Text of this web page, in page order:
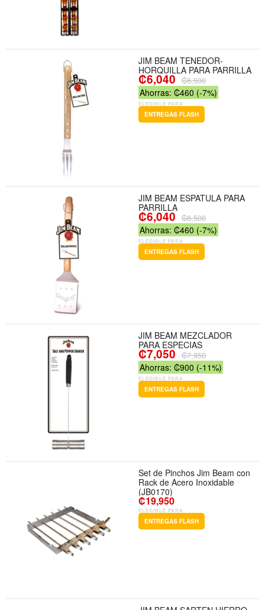
JIM BEAM TENEDOR-
HORQUILLA PARA PARRILLA
₡6,040 ₡6,500
Ahorras: ₡460 (-7%)
ELEGIBLE PARA
ENTREGAS FLASH
JIM BEAM ESPATULA PARA
PARRILLA
₡6,040 ₡6,500
Ahorras: ₡460 (-7%)
ELEGIBLE PARA
ENTREGAS FLASH
JIM BEAM MEZCLADOR
PARA ESPECIAS
₡7,050 ₡7,950
Ahorras: ₡900 (-11%)
ELEGIBLE PARA
ENTREGAS FLASH
Set de Pinchos Jim Beam con
Rack de Acero Inoxidable
(JB0170)
₡19,950
ELEGIBLE PARA
ENTREGAS FLASH